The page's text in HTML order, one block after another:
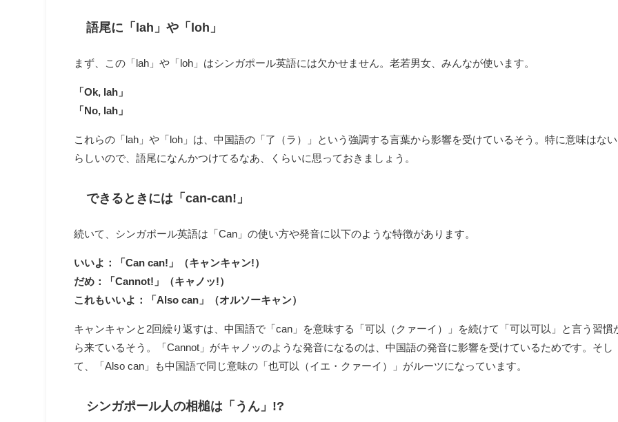
語尾に「lah」や「loh」
まず、この「lah」や「loh」はシンガポール英語には欠かせません。老若男女、みんなが使います。
「Ok, lah」
「No, lah」
これらの「lah」や「loh」は、中国語の「了（ラ）」という強調する言葉から影響を受けているそう。特に意味はない
らしいので、語尾になんかつけてるなあ、くらいに思っておきましょう。
できるときには「can-can!」
続いて、シンガポール英語は「Can」の使い方や発音に以下のような特徴があります。
いいよ：「Can can!」（キャンキャン!）
だめ：「Cannot!」（キャノッ!）
これもいいよ：「Also can」（オルソーキャン）
キャンキャンと2回繰り返すは、中国語で「can」を意味する「可以（クァーイ）」を続けて「可以可以」と言う習慣
ら来ているそう。「Cannot」がキャノッのような発音になるのは、中国語の発音に影響を受けているためです。そし
て、「Also can」も中国語で同じ意味の「也可以（イエ・クァーイ）」がルーツになっています。
シンガポール人の相槌は「うん」!?